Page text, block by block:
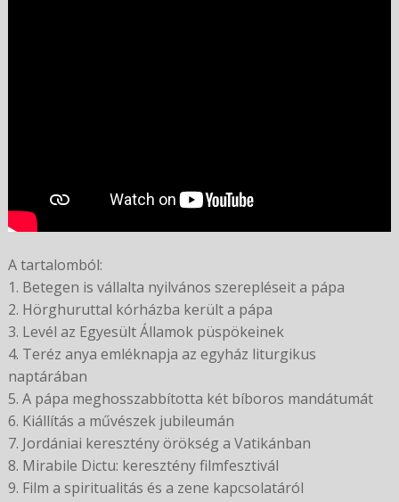
A tartalomból:
1. Betegen is vállalta nyilvános szerepléseit a pápa
2. Hörghuruttal kórházba került a pápa
3. Levél az Egyesült Államok püspökeinek
4. Teréz anya emléknapja az egyház liturgikus
naptárában
5. A pápa meghosszabbította két bíboros mandátumát
6. Kiállítás a művészek jubileumán
7. Jordániai keresztény örökség a Vatikánban
8. Mirabile Dictu: keresztény filmfesztivál
9. Film a spiritualitás és a zene kapcsolatáról